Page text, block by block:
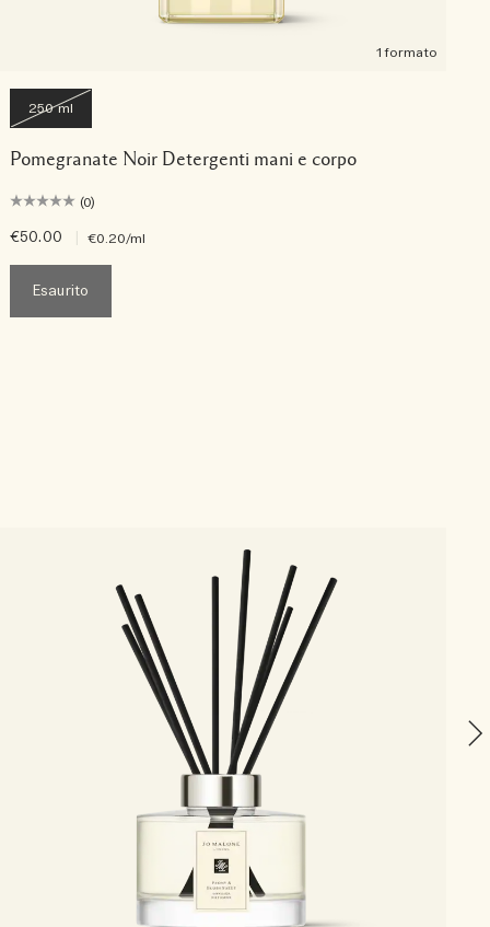
1 formato
250 ml
Pomegranate Noir Detergenti mani e corpo
(0)
€50.00 €0.20/ml
Esaurito